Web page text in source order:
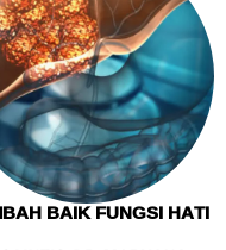
BAIK FUNGSI HATI